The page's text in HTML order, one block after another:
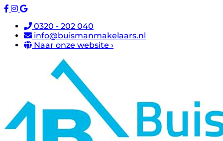
0320 - 202 040
info@buismanmakelaars.nl
Naar onze website ›